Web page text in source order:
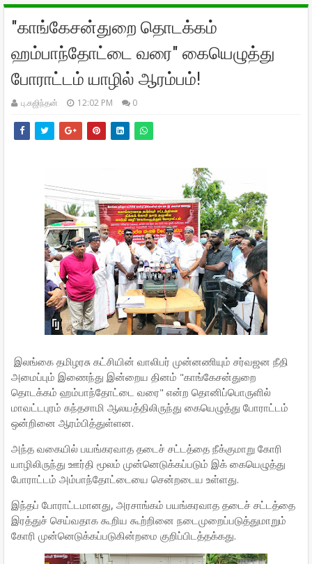
"காங்கேசன்துறை தொடக்கம்
ஹம்பாந்தோட்டை வரை" கையெழுத்து
போராட்டம் யாழில் ஆரம்பம்!
பு.கஜிந்தன் 12:02 PM 0
இலங்கை தமிழரசு கட்சியின் வாலிபர் முன்னணியும் சர்வஜன நீதி
அமைப்பும் இணைந்து இன்றைய தினம் "காங்கேசன்துறை
தொடக்கம் ஹம்பாந்தோட்டை வரை" என்ற தொனிப்பொருளில்
மாவட்டபுரம் கந்தசாமி ஆலயத்திலிருந்து கையெழுத்து போராட்டம்
ஒன்றினை ஆரம்பித்துள்ளன.
அந்த வகையில் பயங்கரவாத தடைச் சட்டத்தை நீக்குமாறு கோரி
யாழிலிருந்து ஊர்தி மூலம் முன்னெடுக்கப்படும் இக் கையெழுத்து
போராட்டம் அம்பாந்தோட்டையை சென்றடைய உள்ளது.
இந்தப் போராட்டமானது, அரசாங்கம் பயங்கரவாத தடைச் சட்டத்தை
இரத்துச் செய்வதாக கூறிய கூற்றினை நடைமுறைப்படுத்துமாறும்
கோரி முன்னெடுக்கப்படுகின்றமை குறிப்பிடத்தக்கது.